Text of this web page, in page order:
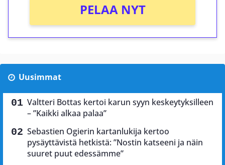
PELAA NYT
Uusimmat
Valtteri Bottas kertoi karun syyn keskeytyksilleen
– ”Kaikki alkaa palaa”
Sebastien Ogierin kartanlukija kertoo
pysäyttävistä hetkistä: ”Nostin katseeni ja näin
suuret puut edessämme”